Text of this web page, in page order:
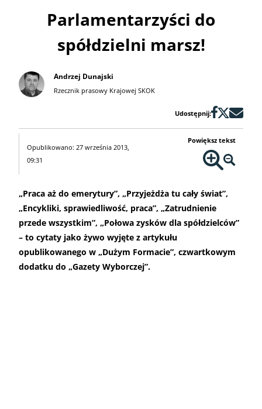
Parlamentarzyści do
spółdzielni marsz!
Andrzej Dunajski
Rzecznik prasowy Krajowej SKOK
Udostępnij:
Opublikowano: 27 września 2013,
09:31
Powiększ tekst
„Praca aż do emerytury”, „Przyjeżdża tu cały świat”,
„Encykliki, sprawiedliwość, praca”, „Zatrudnienie
przede wszystkim”, „Połowa zysków dla spółdzielców”
– to cytaty jako żywo wyjęte z artykułu
opublikowanego w „Dużym Formacie”, czwartkowym
dodatku do „Gazety Wyborczej”.